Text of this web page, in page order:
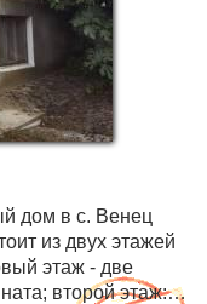
дом в с. Венец
этаж - две
второй этаж: